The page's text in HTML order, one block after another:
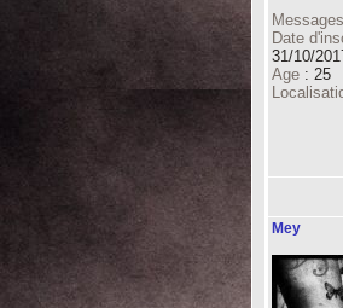
Messages
Date
31/10/
Age: 25
Mey